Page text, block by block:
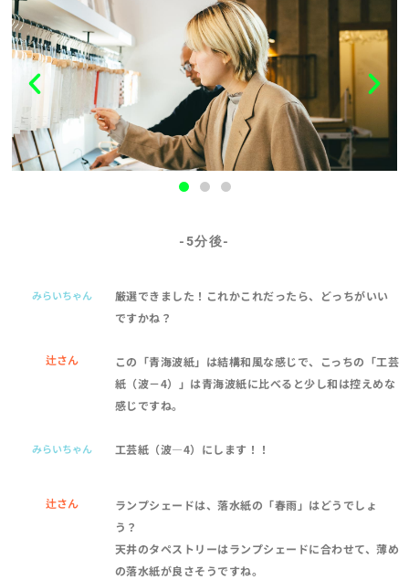
-5分後-
みらいちゃん
厳選できました！これかこれだったら、どっちがいい
ですかね？
辻さん
この「青海波紙」は結構和風な感じで、こっちの「工芸
紙（波－4）」は青海波紙に比べると少し和は控えめな
感じですね。
みらいちゃん 工芸紙（波―4）にします！！
辻さん
ランプシェードは、落水紙の「春雨」はどうでしょ
う？
天井のタペストリーはランプシェードに合わせて、薄め
の落水紙が良さそうですね。